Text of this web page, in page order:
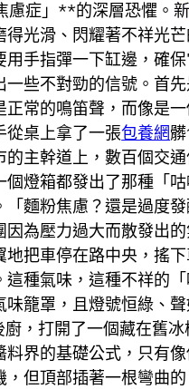
慮症」**的深層恐懼。
光滑、閃耀著不祥光
手指彈一下缸邊，
些不對勁的信號。首
常的鳴笛聲，而像是一
從桌上拿了一張包養網
主幹道上，數百個交
燈箱都發出了那種「
麵粉焦慮？還是過度
為壓力過大而散發出
把車停在路中央，搖
種氣味，這種不祥的
籠罩，且燈號恒綠、
，打開了一個藏在舊
界的基礎公式，只有
但頂部插著一根彎曲